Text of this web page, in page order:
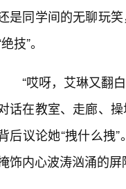
是同学间的无聊玩
技”。
“哎呀，艾琳又翻
话在教室、走廊、
后议论她“拽什么拽
饰内心波涛汹涌的屏